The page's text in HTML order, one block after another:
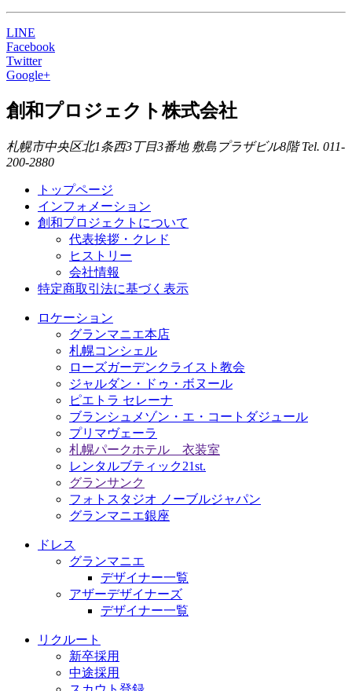
LINE
Facebook
Twitter
Google+
創和プロジェクト株式会社
札幌市中央区北1条西3丁目3番地 敷島プラザビル8階 Tel. 011-
200-2880
トップページ
インフォメーション
創和プロジェクトについて
代表挨拶・クレド
ヒストリー
会社情報
特定商取引法に基づく表示
ロケーション
グランマニエ本店
札幌コンシェル
ローズガーデンクライスト教会
ジャルダン・ドゥ・ボヌール
ピエトラ セレーナ
ブランシュメゾン・エ・コートダジュール
プリマヴェーラ
札幌パークホテル 衣装室
レンタルブティック21st.
グランサンク
フォトスタジオ ノーブルジャパン
グランマニエ銀座
ドレス
グランマニエ
デザイナー一覧
アザーデザイナーズ
デザイナー一覧
リクルート
新卒採用
中途採用